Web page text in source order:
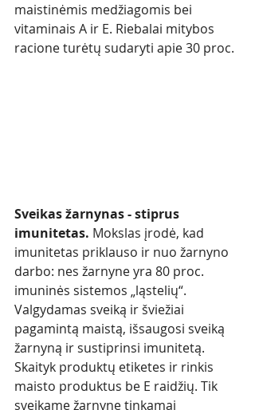
maistinėmis medžiagomis bei
vitaminais A ir E. Riebalai mitybos
racione turėtų sudaryti apie 30 proc.
Sveikas žarnynas - stiprus
imunitetas. Mokslas įrodė, kad
imunitetas priklauso ir nuo žarnyno
darbo: nes žarnyne yra 80 proc.
imuninės sistemos „ląstelių“.
Valgydamas sveiką ir šviežiai
pagamintą maistą, išsaugosi sveiką
žarnyną ir sustiprinsi imunitetą.
Skaityk produktų etiketes ir rinkis
maisto produktus be E raidžių. Tik
sveikame žarnyne tinkamai